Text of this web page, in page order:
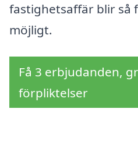
fastighetsaffär blir så
möjligt.
Få 3 erbjudanden,
förpliktelser